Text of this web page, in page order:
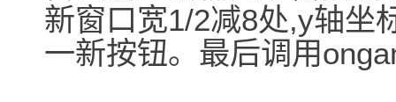
新窗口宽1/2减8处,y轴坐
一新按钮。最后调用